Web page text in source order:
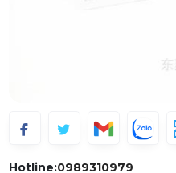
Hotline:0989310979